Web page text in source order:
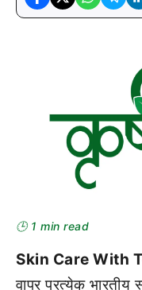
🕒 1 min read
Skin Care With
वापर प्रत्येक भारतीय